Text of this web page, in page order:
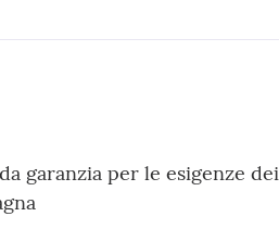
garanzia per le esigenze dei